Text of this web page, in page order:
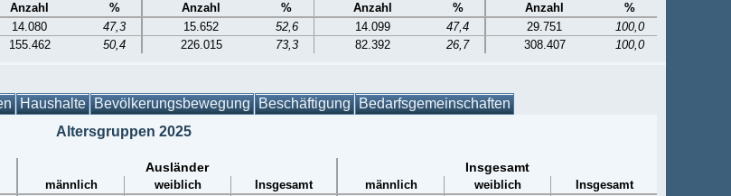
Anzahl % Anzahl % Anzahl % Anzahl
%
14.080 47,3 15.652 52,6 14.099 47,4 29.751
100,0
155.462 50,4 226.015 73,3 82.392 26,7 308.407 100,0
Haushalte Bevölkerungsbewegung Beschäftigung Bedarfsgemeinschaften
Altersgruppen 2025
Ausländer Insgesamt
männlich weiblich Insgesamt männlich weiblich
Insgesamt